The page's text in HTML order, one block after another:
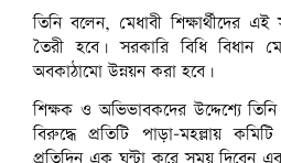
তিনি বলেন, মেধাবী শিক্ষার্থীদের
তৈরী হবে। সরকারি বিধি বিধান
অবকাঠামো উন্নয়ন করা হবে।
শিক্ষক ও অভিভাবকদের উদ্দেশ্যে
বিরুদ্ধে প্রতিটি পাড়া-মহল্লায়